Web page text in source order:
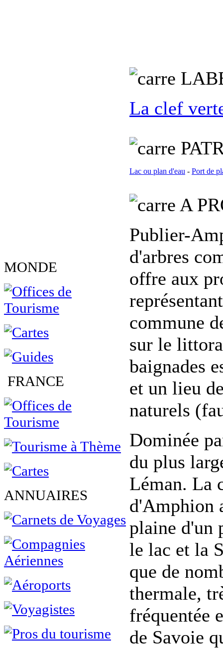
MONDE
FRANCE
ANNUAIRES
L
La clef
Lac ou plan d'eau - Port de
A
Publier-
d'arbres
offre aux
commune
sur le
baignades
et un lieu
naturels
Dominée
du plus
Léman. La
d'Amphion
plaine d'un
le lac et la
que de
thermale,
fréquentée
de Savoie